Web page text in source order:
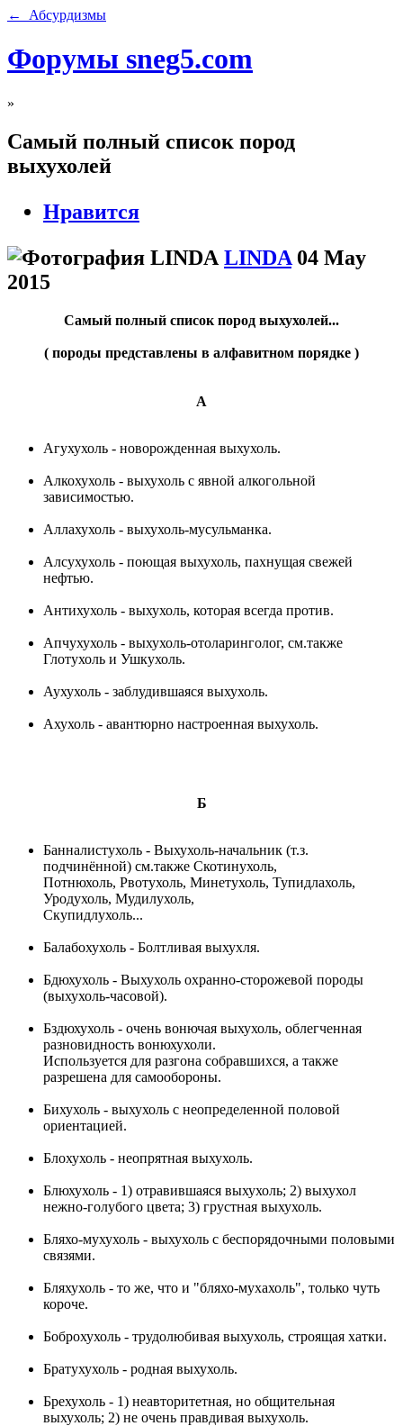
← Абсурдизмы
Форумы sneg5.com
»
Самый полный список пород
выхухолей
Нравится
LINDA 04 May
2015
Самый полный список пород выхухолей...
( породы представлены в алфавитном порядке )
A
Агухухоль - новорожденная выхухоль.
Алкохухоль - выхухоль с явной алкогольной
зависимостью.
Аллахухоль - выхухоль-мусульманка.
Алсухухоль - поющая выхухоль, пахнущая свежей
нефтью.
Антихухоль - выхухоль, которая всегда против.
Апчухухоль - выхухоль-отоларинголог, см.также
Глотухоль и Ушкухоль.
Аухухоль - заблудившаяся выхухоль.
Ахухоль - авантюрно настроенная выхухоль.
Б
Банналистухоль - Выхухоль-начальник (т.з.
подчинённой) см.также Скотинухоль,
Потнюхоль, Рвотухоль, Минетухоль, Тупидлахоль,
Уродухоль, Мудилухоль,
Скупидлухоль...
Балабохухоль - Болтливая выхухля.
Бдюхухоль - Выхухоль охранно-сторожевой породы
(выхухоль-часовой).
Бздюхухоль - очень вонючая выхухоль, облегченная
разновидность вонюхухоли.
Используется для разгона собравшихся, а также
разрешена для самообороны.
Бихухоль - выхухоль с неопределенной половой
ориентацией.
Блохухоль - неопрятная выхухоль.
Блюхухоль - 1) отравившаяся выхухоль; 2) выхухол
нежно-голубого цвета; 3) грустная выхухоль.
Бляхо-мухухоль - выхухоль с беспорядочными половыми
связями.
Бляхухоль - то же, что и "бляхо-мухахоль", только чуть
короче.
Боброхухоль - трудолюбивая выхухоль, строящая хатки.
Братухухоль - родная выхухоль.
Брехухоль - 1) неавторитетная, но общительная
выхухоль; 2) не очень правдивая выхухоль.